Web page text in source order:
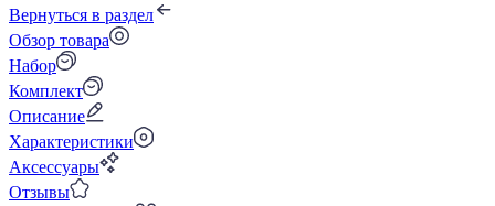
Вернуться в раздел
Обзор товара
Набор
Комплект
Описание
Характеристики
Аксессуары
Отзывы